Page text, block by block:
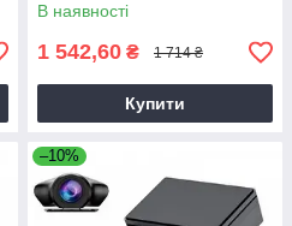
В наявності
1 542,60 ₴ 1 714 ₴
Купити
–10%